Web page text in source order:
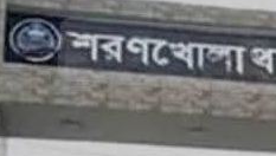
লুট
ও
ছিনিয়ে